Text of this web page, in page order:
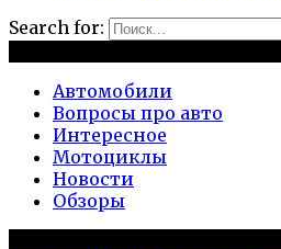
Search for:
Автомобили
Вопросы про авто
Интересное
Мотоциклы
Новости
Обзоры